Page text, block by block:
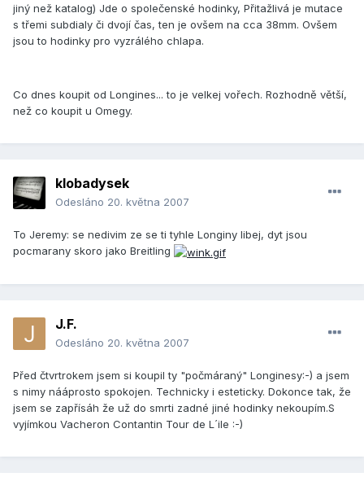
jiný než katalog) Jde o společenské hodinky, Přitažlivá je mutace
s třemi subdialy či dvojí čas, ten je ovšem na cca 38mm. Ovšem
jsou to hodinky pro vyzrálého chlapa.
Co dnes koupit od Longines... to je velkej vořech. Rozhodně větší,
než co koupit u Omegy.
klobadysek
Odesláno 20. května 2007
To Jeremy: se nedivim ze se ti tyhle Longiny libej, dyt jsou
pocmarany skoro jako Breitling
J.F.
Odesláno 20. května 2007
Před čtvrtrokem jsem si koupil ty "počmáraný" Longinesy:-) a jsem
s nimy nááprosto spokojen. Technicky i esteticky. Dokonce tak, že
jsem se zapřísáh že už do smrti zadné jiné hodinky nekoupím.S
vyjímkou Vacheron Contantin Tour de L´ile :-)